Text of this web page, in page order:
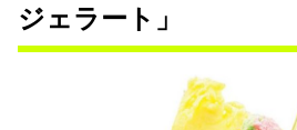
ジェラート」